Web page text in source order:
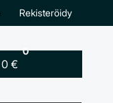
Rekisteröidy
0 €
0